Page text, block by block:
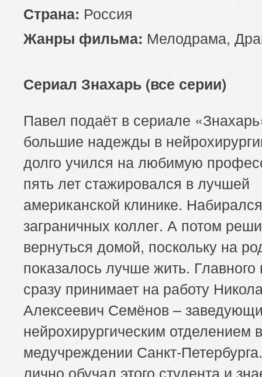
Страна: Россия
Жанры фильма: Мелодрама,
Сериал Знахарь (все серии)
Павел подаёт в сериале
большие надежды в
долго учился на любимую
пять лет стажировался в лучшей
американской клинике.
заграничных коллег. А потом
вернуться домой, поскольку на
показалось лучше жить. Главного
сразу принимает на работу
Алексеевич Семёнов –
нейрохирургическим отделением
медучреждении Санкт-
лично обучал этого студента и